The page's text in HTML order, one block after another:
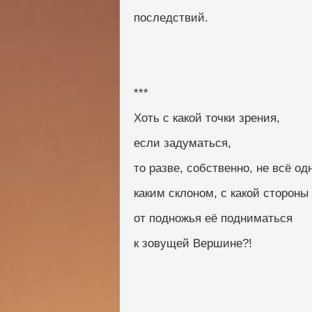
последствий.
***
Хоть с какой точки зрения,
если задуматься,
то разве, собственно, не всё
каким склоном, с какой стороны
от подножья её подниматься
к зовущей Вершине?!